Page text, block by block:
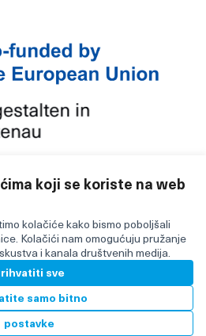
koji se koriste na web
kolačiće kako bismo poboljšali
Kolačići nam omogućuju pružanje
i kanala društvenih medija.
sve
samo bitno
postavke
upotrijebljen je besplatni
BY